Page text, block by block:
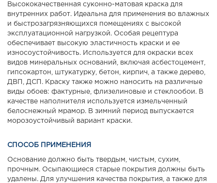
Высококачественная суконно-матовая краска для
внутренних работ. Идеальна для применения во влажных
и быстрозагрязняющихся помещениях с высокой
эксплуатационной нагрузкой. Особая рецептура
обеспечивает высокую эластичность краски и ее
износоустойчивость. Используется для окраски всех
видов минеральных оснований, включая асбестоцемент,
гипсокартон, штукатурку, бетон, кирпич, а также дерево,
ДВП, ДСП. Краску также можно наносить на различные
виды обоев: фактурные, флизелиновые и стеклообои. В
качестве наполнителя используется измельченный
белоснежный мрамор. В зимний период выпускается
морозоустойчивый вариант краски.
СПОСОБ ПРИМЕНЕНИЯ
Основание должно быть твердым, чистым, сухим,
прочным. Осыпающиеся старые покрытия должны быть
удалены. Для улучшения качества покрытия, а также для